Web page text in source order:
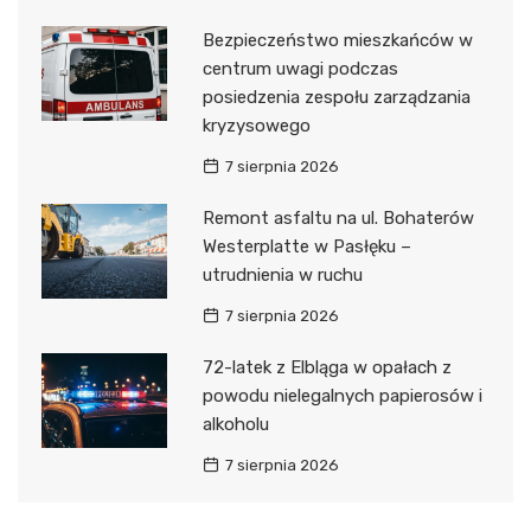
Bezpieczeństwo mieszkańców w
centrum uwagi podczas
posiedzenia zespołu zarządzania
kryzysowego
7 sierpnia 2026
Remont asfaltu na ul. Bohaterów
Westerplatte w Pasłęku –
utrudnienia w ruchu
7 sierpnia 2026
72-latek z Elbląga w opałach z
powodu nielegalnych papierosów i
alkoholu
7 sierpnia 2026